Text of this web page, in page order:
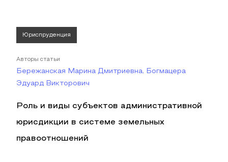
Юриспруденция
Авторы статьи
Бережанская Марина Дмитриевна, Богмацера
Эдуард Викторович
Роль и виды субъектов административной
юрисдикции в системе земельных
правоотношений